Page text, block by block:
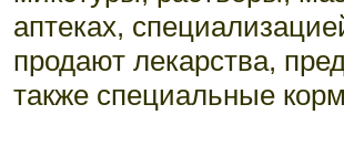
аптеках,
продают лекарства,
также специальные